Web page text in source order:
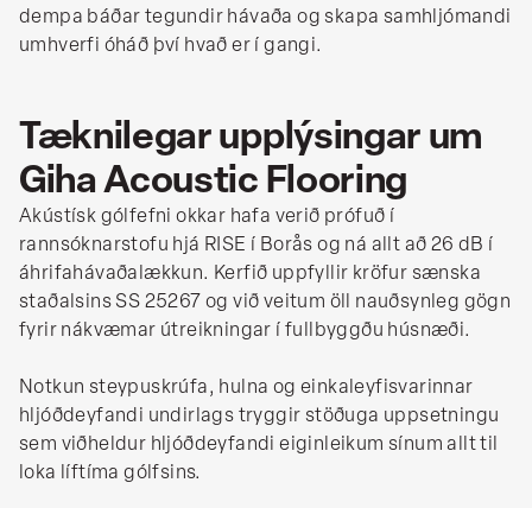
dempa báðar tegundir hávaða og skapa samhljómandi
umhverfi óháð því hvað er í gangi.
Tæknilegar upplýsingar um
Giha Acoustic Flooring
Akústísk gólfefni okkar hafa verið prófuð í
rannsóknarstofu hjá RISE í Borås og ná allt að 26 dB í
áhrifahávaðalækkun. Kerfið uppfyllir kröfur sænska
staðalsins SS 25267 og við veitum öll nauðsynleg gögn
fyrir nákvæmar útreikningar í fullbyggðu húsnæði.
Notkun steypuskrúfa, hulna og einkaleyfisvarinnar
hljóðdeyfandi undirlags tryggir stöðuga uppsetningu
sem viðheldur hljóðdeyfandi eiginleikum sínum allt til
loka líftíma gólfsins.